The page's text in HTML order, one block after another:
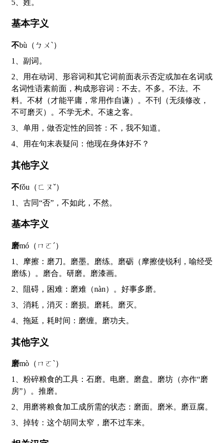
5、姓。
基本字义
不bù（ㄅㄨˋ）
1、副词。
2、用在动词、形容词和其它词前面表示否定或加在名词或
名词性语素前面，构成形容词：不去。不多。不法。不
料。不材（才能平庸，常用作自谦）。不刊（无须修改，
不可磨灭）。不学无术。不速之客。
3、单用，做否定性的回答：不，我不知道。
4、用在句末表疑问：他现在身体好不？
其他字义
不fǒu（ㄈㄡˇ）
1、古同“否”，不如此，不然。
基本字义
磨mó（ㄇㄛˊ）
1、摩擦：磨刀。磨墨。磨练。磨砺（摩擦使锐利，喻经受
磨练）。磨合。研磨。磨漆画。
2、阻碍，困难：磨难（nàn）。好事多磨。
3、消耗，消灭：磨损。磨耗。磨灭。
4、拖延，耗时间：磨缠。磨功夫。
其他字义
磨mò（ㄇㄛˋ）
1、粉碎粮食的工具：石磨。电磨。磨盘。磨坊（亦作“磨
房”）。推磨。
2、用磨将粮食加工成所需的状态：磨面。磨米。磨豆腐。
3、掉转：这个胡同太窄，磨不过车来。